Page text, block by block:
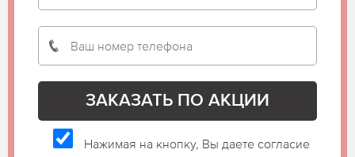
Нажимая на кнопку, Вы даете согласие